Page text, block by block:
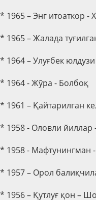
* 1965 – Энг итоаткор -
* 1965 – Жалада
* 1964 – Улуғбек
* 1964 - Жўра - Болбоқ
* 1961 – Қайтарилган
* 1958 - Оловли йиллар
* 1958 - Мафтунингман
* 1957 – Орол
* 1956 – Қутлуғ қон –